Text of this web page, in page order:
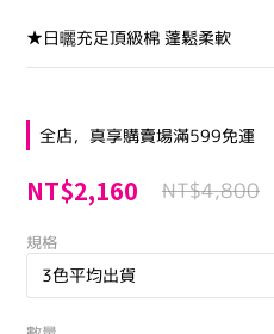
★日曬充足頂級棉 蓬鬆柔軟
全店，真享購賣場滿599免運
NT$2,160 NT$4,800
規格